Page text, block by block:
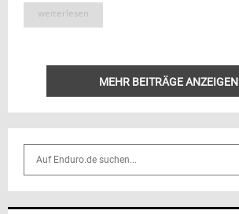
weiterlesen
MEHR BEITRÄGE ANZEIGEN